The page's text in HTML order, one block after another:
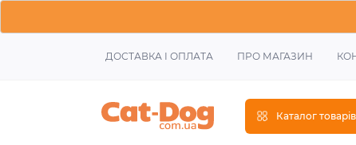
ДОСТАВКА І ОПЛАТА ПРО МАГАЗИН
Каталог товарів